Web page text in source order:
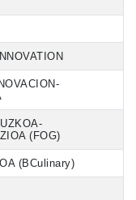
(FOG)
(BCulinary)